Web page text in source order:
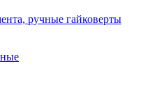
ручные гайковерты